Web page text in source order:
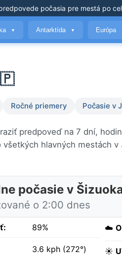
počasia pre mestá po
▼ Antarktída ▼ Európa
Ročné priemery Počasie v
predpoveď na 7 dní,
hlavných mestách v
počasie v
o 2:00 dnes
89%
3.6 kph (272°)
☁️
☀️